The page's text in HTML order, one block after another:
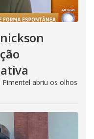
abriu os olhos